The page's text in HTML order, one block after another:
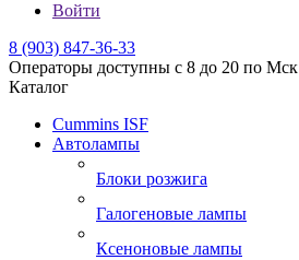
Войти
8 (903) 847-36-33
Операторы доступны с 8 до 20 по Мск
Каталог
Cummins ISF
Автолампы
Блоки розжига
Галогеновые лампы
Ксеноновые лампы